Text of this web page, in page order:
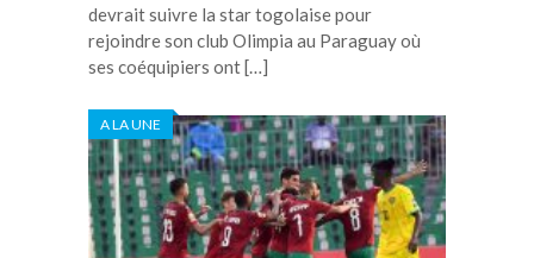
devrait suivre la star togolaise pour
rejoindre son club Olimpia au Paraguay où
ses coéquipiers ont […]
A LA UNE